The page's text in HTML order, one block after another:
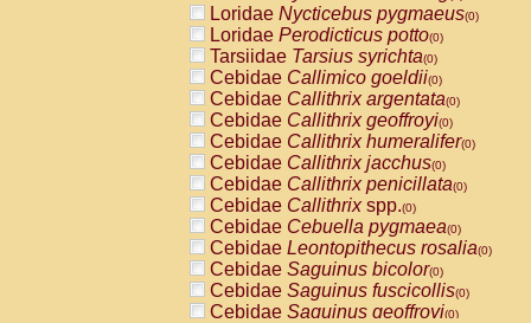
Loridae Nycticebus pygmaeus(0)
Loridae Perodicticus potto(0)
Tarsiidae Tarsius syrichta(0)
Cebidae Callimico goeldii(0)
Cebidae Callithrix argentata(0)
Cebidae Callithrix geoffroyi(0)
Cebidae Callithrix humeralifer(0)
Cebidae Callithrix jacchus(0)
Cebidae Callithrix penicillata(0)
Cebidae Callithrixspp.(0)
Cebidae Cebuella pygmaea(0)
Cebidae Leontopithecus rosalia(0)
Cebidae Saguinus bicolor(0)
Cebidae Saguinus fuscicollis(0)
Cebidae Saguinus geoffroyi(0)